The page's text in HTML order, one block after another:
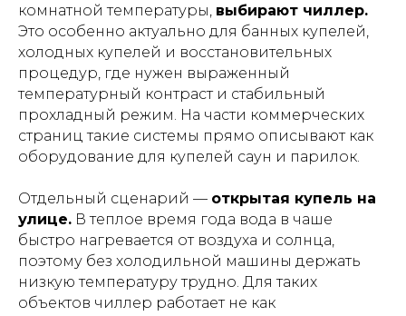
комнатной температуры, выбирают чиллер.
Это особенно актуально для банных купелей,
холодных купелей и восстановительных
процедур, где нужен выраженный
температурный контраст и стабильный
прохладный режим. На части коммерческих
страниц такие системы прямо описывают как
оборудование для купелей саун и парилок.
Отдельный сценарий — открытая купель на
улице. В теплое время года вода в чаше
быстро нагревается от воздуха и солнца,
поэтому без холодильной машины держать
низкую температуру трудно. Для таких
объектов чиллер работает не как